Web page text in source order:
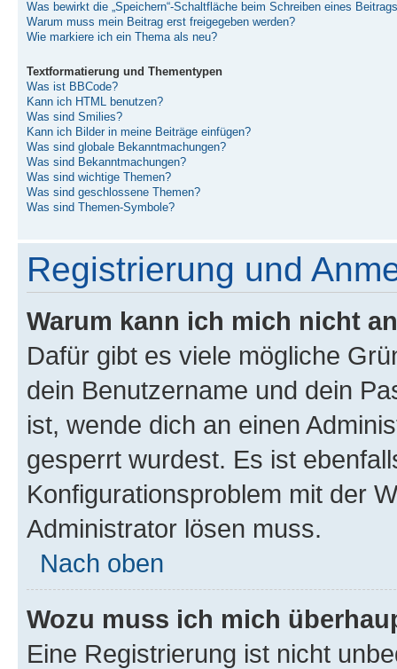
Was bewirkt die „Speichern“-Schaltfläche beim Schreiben eines
Warum muss mein Beitrag erst freigegeben werden?
Wie markiere ich ein Thema als neu?
Textformatierung und Thementypen
Was ist BBCode?
Kann ich HTML benutzen?
Was sind Smilies?
Kann ich Bilder in meine Beiträge einfügen?
Was sind globale Bekanntmachungen?
Was sind Bekanntmachungen?
Was sind wichtige Themen?
Was sind geschlossene Themen?
Was sind Themen-Symbole?
Registrierung und
Warum kann ich mich nicht
Dafür gibt es viele mögliche
dein Benutzername und dein
ist, wende dich an einen
gesperrt wurdest. Es ist
Konfigurationsproblem mit der
Administrator lösen muss.
Nach oben
Wozu muss ich mich
Eine Registrierung ist nicht